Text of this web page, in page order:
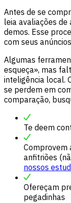
Antes de se
leia avaliações
demos. Esse
com seus
Algumas
esqueça», mas
inteligência local.
se perdem em
comparação,
Te deem
Comprovem
anfitriões
nossos
Ofereçam
pegadinhas